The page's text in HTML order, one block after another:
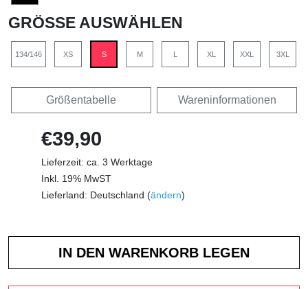
GRÖSSE AUSWÄHLEN
134/146 XS S M L XL XXL 3XL
Größentabelle Wareninformationen
€39,90
Lieferzeit: ca. 3 Werktage
Inkl. 19% MwST
Lieferland: Deutschland (ändern)